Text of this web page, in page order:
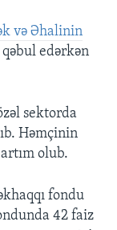
və Əhalinin
qəbul edərkən
sektorda
Həmçinin
olub.
fondu
42 faiz